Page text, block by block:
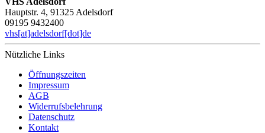
Hauptstr. 4, 91325 Adelsdorf
09195 9432400
vhs[at]adelsdorf[dot]de
Nützliche Links
Öffnungszeiten
Impressum
AGB
Widerrufsbelehrung
Datenschutz
Kontakt